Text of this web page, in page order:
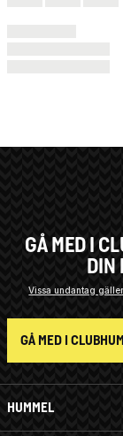
HUMMEL
GÅ MED I
DIN
Vissa undantag
GÅ MED I